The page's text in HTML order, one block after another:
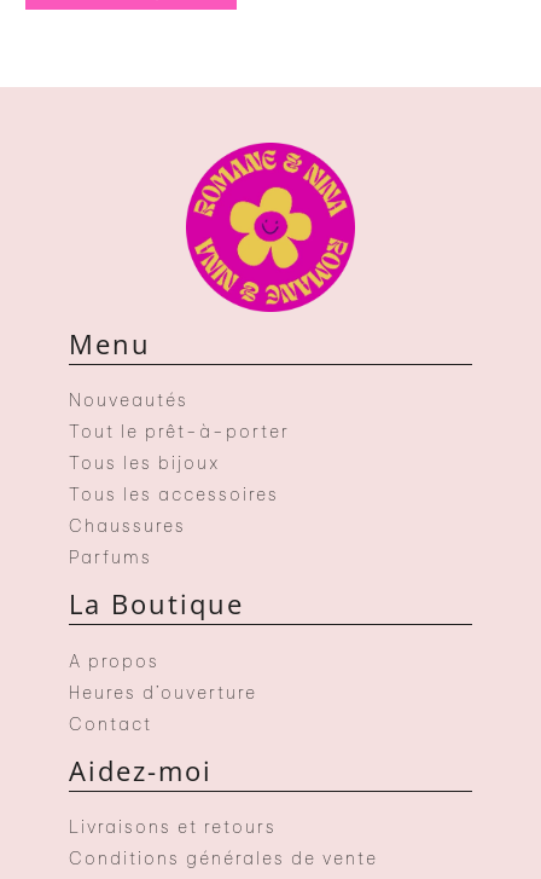
Menu
Nouveautés
Tout le prêt-à-porter
Tous les bijoux
Tous les accessoires
Chaussures
Parfums
La Boutique
A propos
Heures d’ouverture
Contact
Aidez-moi
Livraisons et retours
Conditions générales de vente